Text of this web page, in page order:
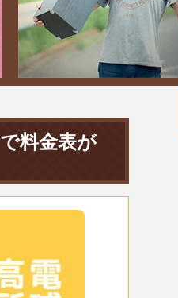
料金表が